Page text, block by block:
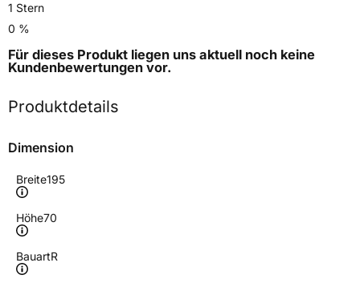
1 Stern
0 %
Für dieses Produkt liegen uns aktuell noch keine
Kundenbewertungen vor.
Produktdetails
Dimension
Breite195
Höhe70
BauartR